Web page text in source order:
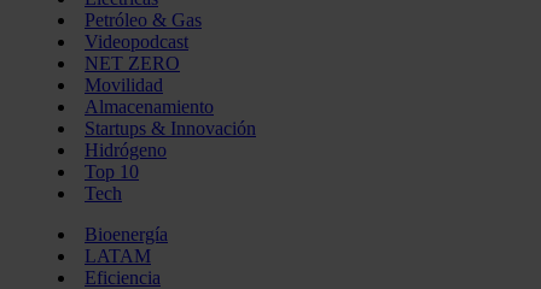
Petróleo & Gas
Videopodcast
NET ZERO
Movilidad
Almacenamiento
Startups & Innovación
Hidrógeno
Top 10
Tech
Bioenergía
LATAM
Eficiencia